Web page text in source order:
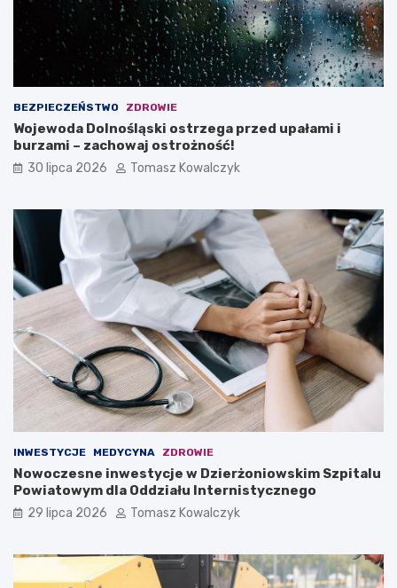
BEZPIECZEŃSTWO ZDROWIE
Wojewoda Dolnośląski ostrzega przed upałami i
burzami – zachowaj ostrożność!
30 lipca 2026 Tomasz Kowalczyk
INWESTYCJE MEDYCYNA ZDROWIE
Nowoczesne inwestycje w Dzierżoniowskim Szpitalu
Powiatowym dla Oddziału Internistycznego
29 lipca 2026 Tomasz Kowalczyk